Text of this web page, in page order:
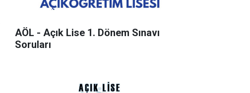
AÖL - Açık Lise 1. Dönem Sınavı
Soruları